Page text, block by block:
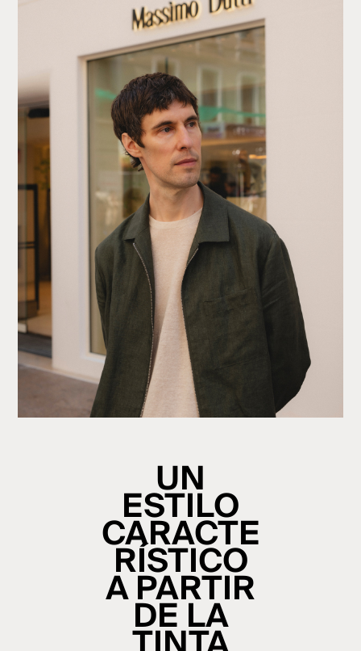
UN
ESTILO
CARACTE
RÍSTICO
A PARTIR
DE LA